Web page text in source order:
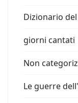
Dizionario
giorni cantati
Non
Le guerre